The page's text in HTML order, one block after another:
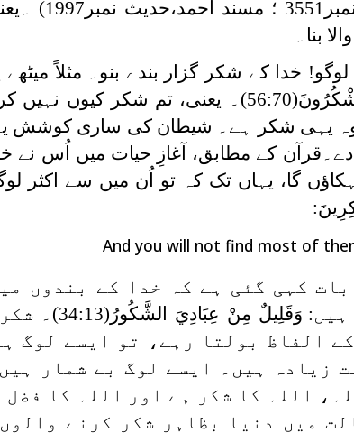
حدیث نمبر 3831؛ سنن
بنا۔
خدا کے شکر گزار بندے بنو۔ مثلاً میٹھے
(56:70)۔ یعنی، تم شکر کیوں نہیں
یہی شکر ہے۔ شیطان کی ساری کوشش
کے مطابق، آغازِ حیات میں اُس نے
گا، یہاں تک کہ تو اُن میں سے اکثر
:
And you will not find most of
کہی گئی ہے کہ خدا کے بندوں
وَقَلِيلٌ مِنْ عِبَادِيَ الشَّكُورُ
الفاظ بولتا رہے، تو ایسے لوگ
زیادہ ہیں۔ ایسے لوگ بے شمار
اللہ کا شکر ہے اور اللہ کا فضل
میں دنیا بظاہر شکر کرنے